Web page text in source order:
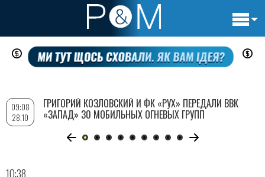
Перейти
содержанию
10:38
09:08
28.10
ГРИГОРИЙ КОЗЛОВСКИЙ И ФК «РУХ» ПЕРЕДАЛИ ВВК
«ЗАПАД» 30 МОБИЛЬНЫХ ОГНЕВЫХ ГРУПП